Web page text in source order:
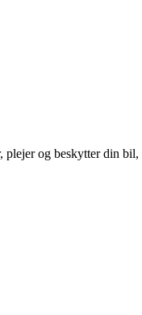
og beskytter din bil,